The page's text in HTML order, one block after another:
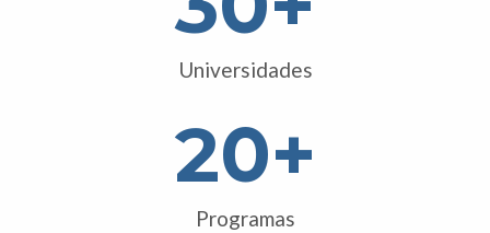
Universidades
Programas
20+